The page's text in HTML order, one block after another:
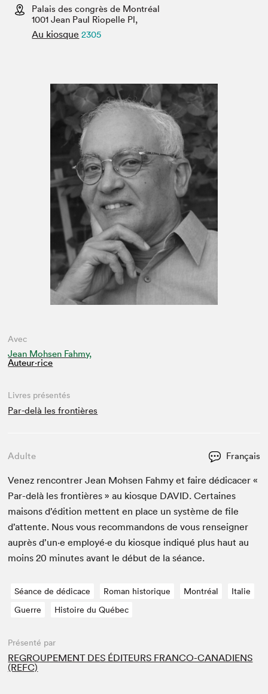
Espace médias
Palais des congrès de Montréal
1001 Jean Paul Riopelle Pl,
Au kiosque 2305
Avec
Jean Mohsen Fahmy,
Auteur·rice
Livres présentés
Par-delà les frontières
Adulte Français
Venez ren­con­tr­er Jean Mohsen Fah­my et faire dédi­cac­er «
Par-delà les fron­tières » au kiosque DAVID. Cer­taines
maisons d’édi­tion met­tent en place un sys­tème de file
d’at­tente. Nous vous recom­man­dons de vous ren­seign­er
auprès d’un·e employé·e du kiosque indiqué plus haut au
moins20 min­utes avant le début de la séance.
Séance de dédicace Roman historique Montréal
Italie
Guerre
Histoire du Québec
Présenté par
REGROUPEMENT DES ÉDITEURS FRANCO-CANADIENS
(REFC)